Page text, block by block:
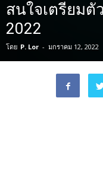
สนใจเตรียมตั
2022
โดย P. Lor - มกราคม 12, 2022